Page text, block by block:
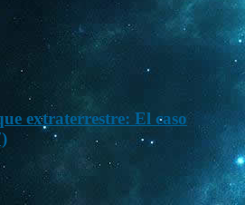
extraterrestre: El caso